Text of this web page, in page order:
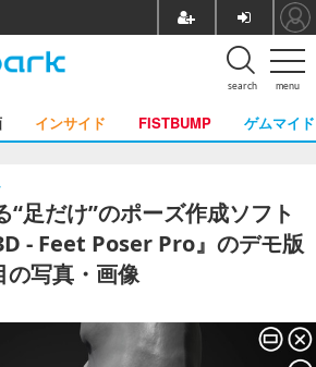
menu
search
インサイド FISTBUMP ゲムマイド
“足だけ”のポーズ作成ソフト
- Feet Poser Pro』のデモ版
の写真・画像